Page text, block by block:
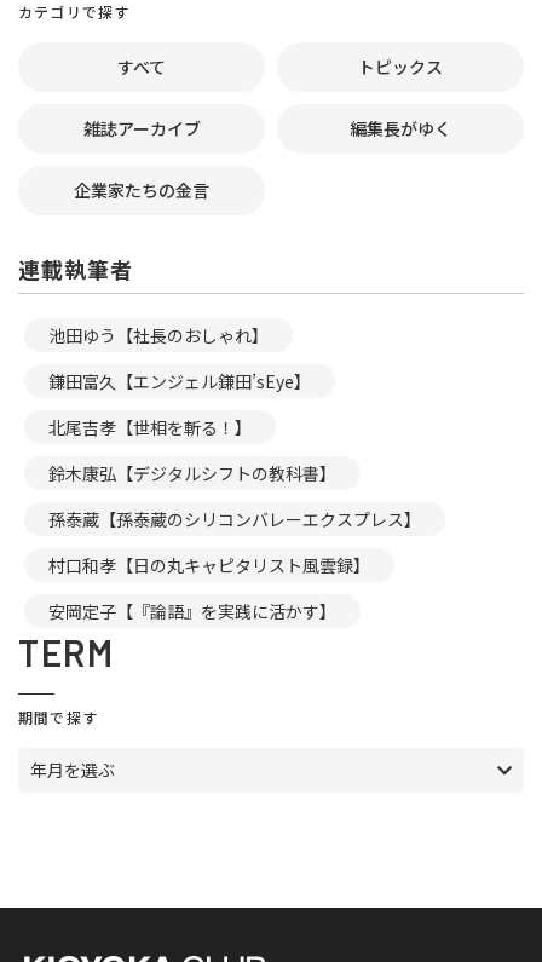
カテゴリで探す
すべて トピックス
雑誌アーカイブ 編集長がゆく
企業家たちの金言
連載執筆者
池田ゆう【社長のおしゃれ】
鎌田富久【エンジェル鎌田’sEye】
北尾吉孝【世相を斬る！】
鈴木康弘【デジタルシフトの教科書】
孫泰蔵【孫泰蔵のシリコンバレーエクスプレス】
村口和孝【日の丸キャピタリスト風雲録】
安岡定子【『論語』を実践に活かす】
TERM
期間で探す
年月を選ぶ